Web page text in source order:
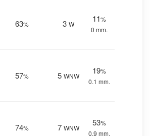
63% 3 W
11%
0 mm.
57% 5 WNW
19%
0.1 mm.
74% 7 WNW
53%
0.9 mm.